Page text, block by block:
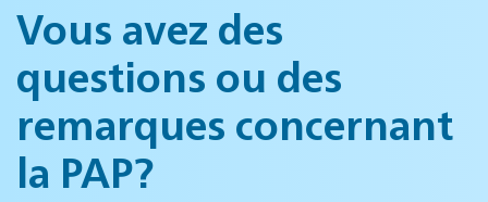
Vous avez des
questions ou des
remarques concernant
la PAP?